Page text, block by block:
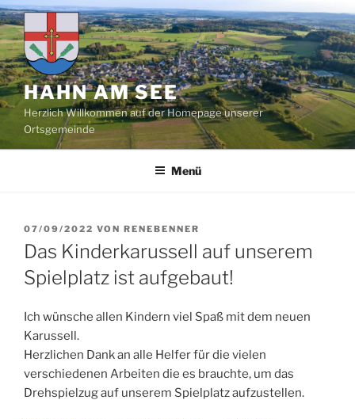
Zum
Inhalt
springen
HAHN AM SEE
Herzlich Willkommen auf der Homepage unserer
Ortsgemeinde
Menü
VERÖFFENTLICHT
AM
07/09/2022 VON RENEBENNER
Das Kinderkarussell auf unserem
Spielplatz ist aufgebaut!
Ich wünsche allen Kindern viel Spaß mit dem neuen
Karussell.
Herzlichen Dank an alle Helfer für die vielen
verschiedenen Arbeiten die es brauchte, um das
Drehspielzug auf unserem Spielplatz aufzustellen.